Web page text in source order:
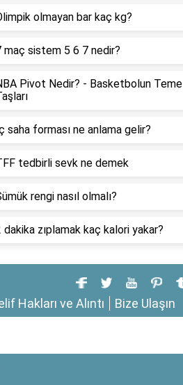
olmayan bar kaç kg?
maç sistem 5 6 7 nedir?
Pivot Nedir? - Basketbolun Temel
saha forması ne anlama gelir?
tedbirli sevk ne demek
rengi nasıl olmalı?
dakika zıplamak kaç kalori yakar?
Hakları ve Alıntı Bize Ulaşın